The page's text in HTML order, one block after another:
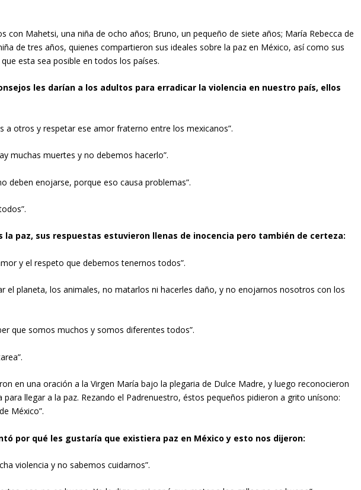
con Mahetsi, una niña de ocho años; Bruno, un pequeño de siete años; María Rebecca de
de tres años, quienes compartieron sus ideales sobre la paz en México, así como sus
esta sea posible en todos los países.
les darían a los adultos para erradicar la violencia en nuestro país, ellos
a otros y respetar ese amor fraterno entre los mexicanos”.
muchas muertes y no debemos hacerlo”.
deben enojarse, porque eso causa problemas”.
la paz, sus respuestas estuvieron llenas de inocencia pero también de certeza:
y el respeto que debemos tenernos todos”.
el planeta, los animales, no matarlos ni hacerles daño, y no enojarnos nosotros con los
que somos muchos y somos diferentes todos”.
en una oración a la Virgen María bajo la plegaria de Dulce Madre, y luego reconocieron
para llegar a la paz. Rezando el Padrenuestro, éstos pequeños pidieron a grito unísono:
México”.
por qué les gustaría que existiera paz en México y esto nos dijeron:
violencia y no sabemos cuidarnos”.